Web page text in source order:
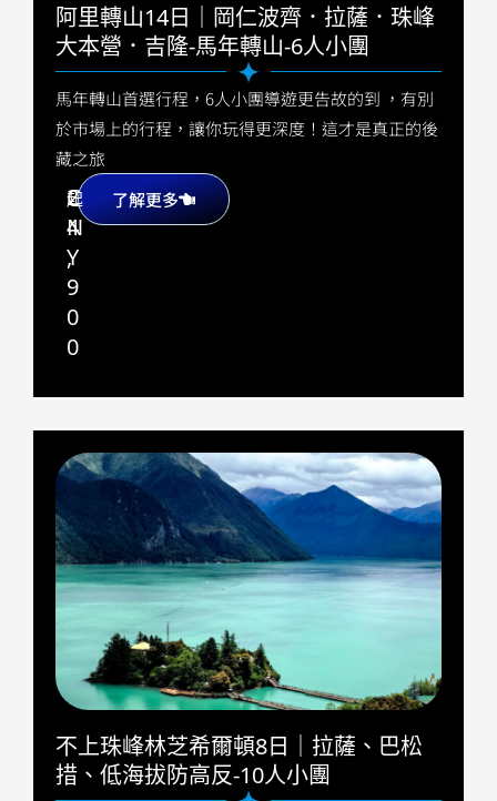
阿里轉山14日｜岡仁波齊．拉薩．珠峰
大本營．吉隆-馬年轉山-6人小團
馬年轉山首選行程，6人小團導遊更告故的到 ，有別
於市場上的行程，讓你玩得更深度！這才是真正的後
藏之旅
了解更多
2
4
,
9
0
0
C
N
Y
起
不上珠峰林芝希爾頓8日｜拉薩、巴松
措、低海拔防高反-10人小團